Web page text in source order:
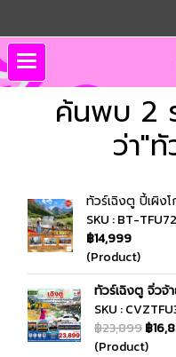
ค้นพบ 2
ว่า"
ทัวร์เฉิงตู ปี้เผิง
SKU : BT-
฿14,999
(Product)
ทัวร์เฉิงตู จิ่วจ้
SKU :
฿23,899฿
(Product)